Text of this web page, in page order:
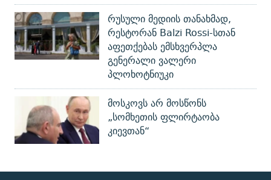
რუსული მედიის თანახმად,
რესტორან Balzi Rossi-სთან
აფეთქებას ემსხვერპლა
გენერალი ვალერი
პლოხოტნიუკი
მოსკოვს არ მოსწონს
„სომხეთის ფლირტაობა
კიევთან“